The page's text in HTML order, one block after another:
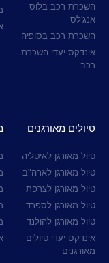
השכרת רכב בלוס
אנג'לס
השכרת רכב בסופיה
אינדקס יעדי השכרת
רכב
טיולים מאורגנים
טיול מאורגן לאיטליה
טיול מאורגן לארה"ב
טיול מאורגן לצרפת
טיול מאורגן לספרד
טיול מאורגן להולנד
אינדקס יעדי טיולים
מאורגנים